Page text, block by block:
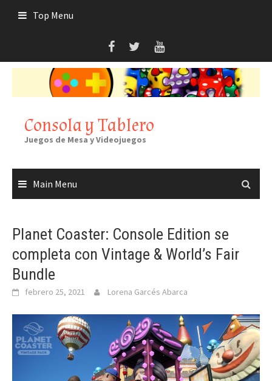
Top Menu
Consola y Tablero
Juegos de Mesa y Videojuegos
Main Menu
Planet Coaster: Console Edition se
completa con Vintage & World’s Fair
Bundle
febrero 25, 2021 Lorena Garcés Abarca